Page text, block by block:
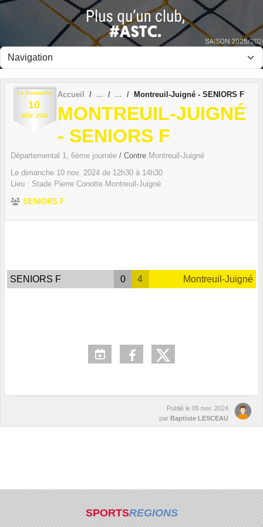
Le dimanche
10
NOV. 2024
Accueil Montreuil-Juigné - SENIORS F
MONTREUIL-JUIGNÉ
- SENIORS F
Départemental 1, 6ème journée / Contre Montreuil-Juigné
Le dimanche 10 nov. 2024 de 12h30 à 14h30
Lieu : Stade Pierre Conotte Montreuil-Juigné
SENIORS F
SENIORS F 0 4 Montreuil-Juigné
Publié le 05 nov. 2024
par Baptiste LESCEAU
SPORTSREGIONS
Panneau de gestion des cookies